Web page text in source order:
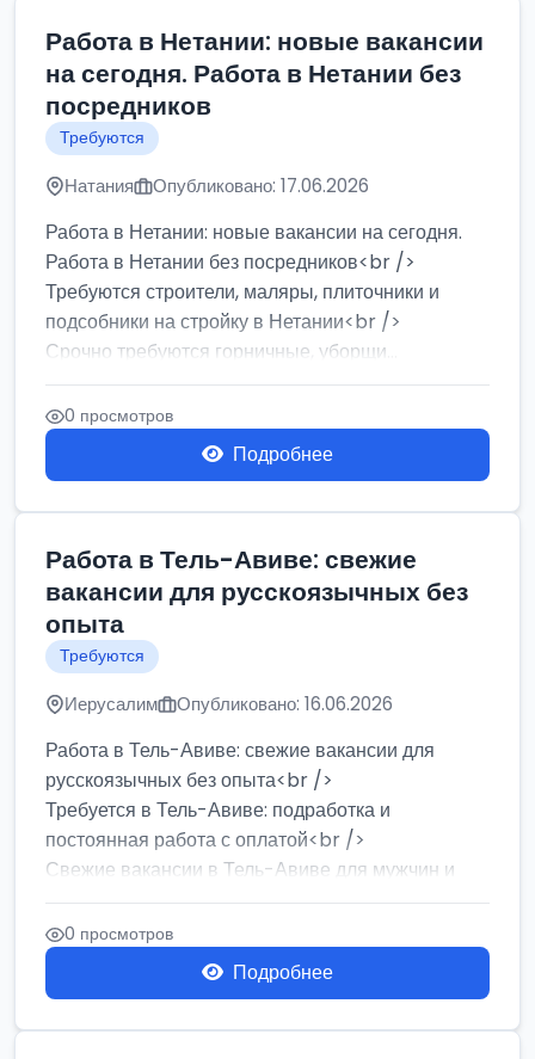
Работа в Нетании: новые вакансии
на сегодня. Работа в Нетании без
посредников
Требуются
Натания Опубликовано: 17.06.2026
Работа в Нетании: новые вакансии на сегодня.
Работа в Нетании без посредников<br />
Требуются строители, маляры, плиточники и
подсобники на стройку в Нетании<br />
Срочно требуются горничные, уборщи...
0 просмотров
Подробнее
Работа в Тель-Авиве: свежие
вакансии для русскоязычных без
опыта
Требуются
Иерусалим Опубликовано: 16.06.2026
Работа в Тель-Авиве: свежие вакансии для
русскоязычных без опыта<br />
Требуется в Тель-Авиве: подработка и
постоянная работа с оплатой<br />
Свежие вакансии в Тель-Авиве для мужчин и
женщин от хозя...
0 просмотров
Подробнее